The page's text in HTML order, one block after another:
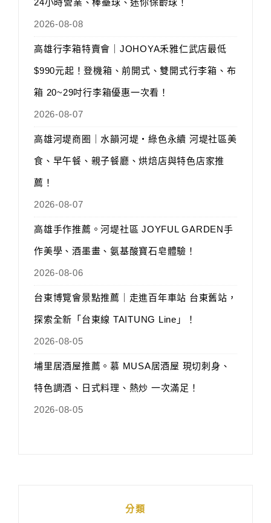
24小時營業、棒壘球、迷你保齡球！
2026-08-08
高雄行李箱特賣會｜JOHOYA禾雅仁武店最低
$990元起！登機箱、前開式、雙開式行李箱、布
箱 20~29吋行李箱優惠一次看！
2026-08-07
高雄河堤商圈｜水韻河堤‧綠色永續 河堤社區美
食、早午餐、親子餐廳、烘焙店與特色店家推
薦！
2026-08-07
高雄手作推薦。河堤社區 JOYFUL GARDEN手
作美學、酒墨畫、氨基酸寶石皂體驗！
2026-08-06
台東博覽會景點推薦｜走進百年車站 台東舊站，
探索全新「台東線 TAITUNG Line」！
2026-08-05
埔里居酒屋推薦。慕 MUSA居酒屋 現切刺身、
特色調酒、日式料理、熱炒 一次滿足！
2026-08-05
分類